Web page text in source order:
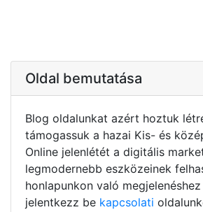
Oldal bemutatása
Blog oldalunkat azért hoztuk
támogassuk a hazai Kis- és
Online jelenlétét a digitális
legmodernebb eszközeinek
honlapunkon való
jelentkezz be kapcsolati